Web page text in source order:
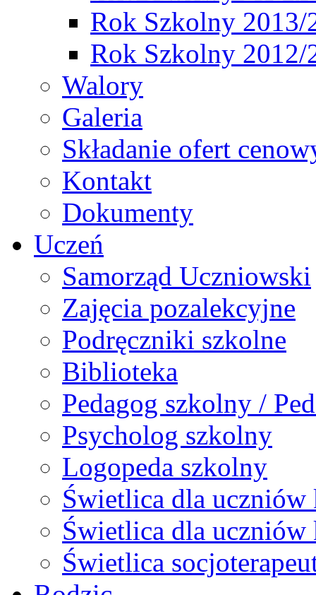
Rok Szkolny 2013/
Rok Szkolny 2012/
Walory
Galeria
Składanie ofert
Kontakt
Dokumenty
Uczeń
Samorząd Uczniowski
Zajęcia pozalekcyjne
Podręczniki szkolne
Biblioteka
Pedagog szkolny /
Psycholog szkolny
Logopeda szkolny
Świetlica dla uczniów
Świetlica dla
Świetlica